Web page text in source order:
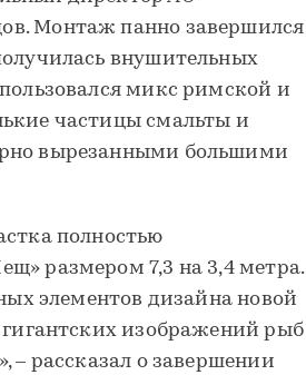
Монтаж панно завершился
внушительных
микс римской и
частицы смальты и
вырезанными большими
полностью
размером 7,3 на 3,4 метра.
элементов дизайна новой
изображений рыб
– рассказал о завершении